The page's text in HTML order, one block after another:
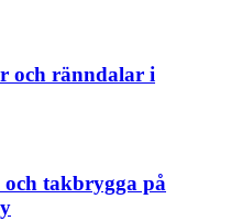
och ränndalar i
takbrygga på